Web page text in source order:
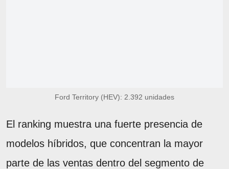
Ford Territory (HEV): 2.392 unidades
El ranking muestra una fuerte presencia de
modelos híbridos, que concentran la mayor
parte de las ventas dentro del segmento de